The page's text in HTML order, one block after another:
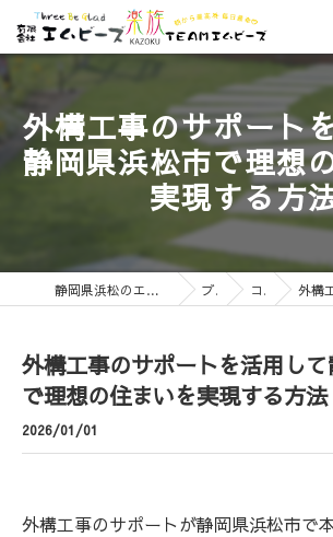
外構工事のサポート
静岡県浜松市で理想
実現する方
静岡県浜松のエクステリアなら有限会社エムビーズ ブログ コラム 外構工事のサポ
外構工事のサポートを活用し
で理想の住まいを実現する方法
2026/01/01
外構工事のサポートが静岡県浜松市で